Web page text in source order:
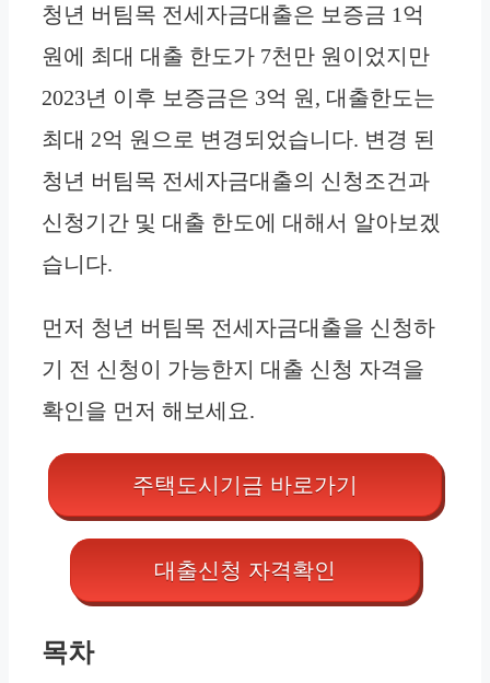
청년 버팀목 전세자금대출은 보증금 1억
원에 최대 대출 한도가 7천만 원이었지만
2023년 이후 보증금은 3억 원, 대출한도는
최대 2억 원으로 변경되었습니다. 변경 된
청년 버팀목 전세자금대출의 신청조건과
신청기간 및 대출 한도에 대해서 알아보겠
습니다.
먼저 청년 버팀목 전세자금대출을 신청하
기 전 신청이 가능한지 대출 신청 자격을
확인을 먼저 해보세요.
주택도시기금 바로가기
대출신청 자격확인
목차